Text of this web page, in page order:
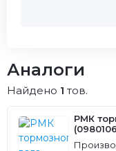
Аналоги
Найдено 1 тов.
РМК